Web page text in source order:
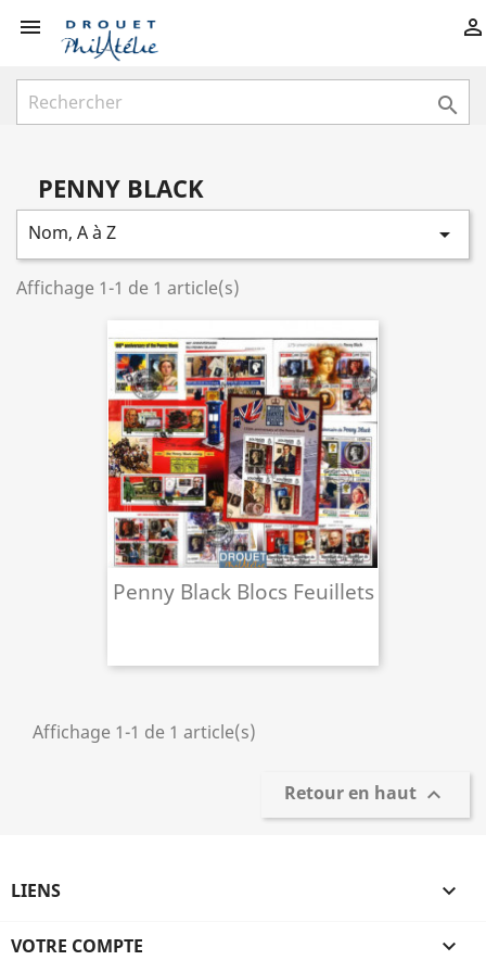
 

PENNY BLACK
Nom, A à Z 
Affichage 1-1 de 1 article(s)
Penny Black Blocs Feuillets
Affichage 1-1 de 1 article(s)
Retour en haut 
LIENS 
VOTRE COMPTE 